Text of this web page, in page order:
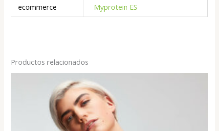
ecommerce Myprotein ES
Productos relacionados